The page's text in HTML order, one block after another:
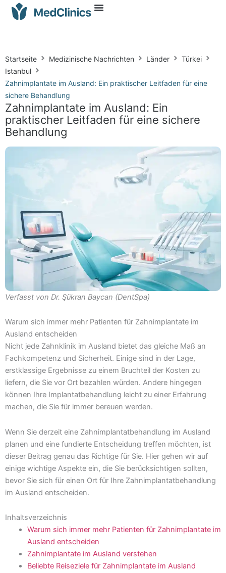
Zahnimplantate im Ausland: Ein
praktischer Leitfaden für eine sichere
Behandlung
Startseite Medizinische Nachrichten Länder
Türkei
Istanbul
Zahnimplantate im Ausland: Ein praktischer Leitfaden für eine
sichere Behandlung
Verfasst von Dr. Şükran Baycan (DentSpa)
Warum sich immer mehr Patienten für Zahnimplantate im
Ausland entscheiden
Nicht jede Zahnklinik im Ausland bietet das gleiche Maß an
Fachkompetenz und Sicherheit. Einige sind in der Lage,
erstklassige Ergebnisse zu einem Bruchteil der Kosten zu
liefern, die Sie vor Ort bezahlen würden. Andere hingegen
können Ihre Implantatbehandlung leicht zu einer Erfahrung
machen, die Sie für immer bereuen werden.
Wenn Sie derzeit eine Zahnimplantatbehandlung im Ausland
planen und eine fundierte Entscheidung treffen möchten, ist
dieser Beitrag genau das Richtige für Sie. Hier gehen wir auf
einige wichtige Aspekte ein, die Sie berücksichtigen sollten,
bevor Sie sich für einen Ort für Ihre Zahnimplantatbehandlung
im Ausland entscheiden.
Inhaltsverzeichnis
Warum sich immer mehr Patienten für Zahnimplantate im
Ausland entscheiden
Zahnimplantate im Ausland verstehen
Beliebte Reiseziele für Zahnimplantate im Ausland